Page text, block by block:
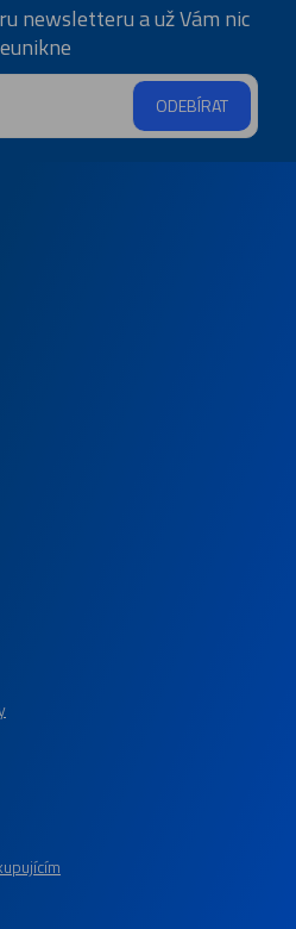
newsletteru a už Vám nic
ODEBÍRAT